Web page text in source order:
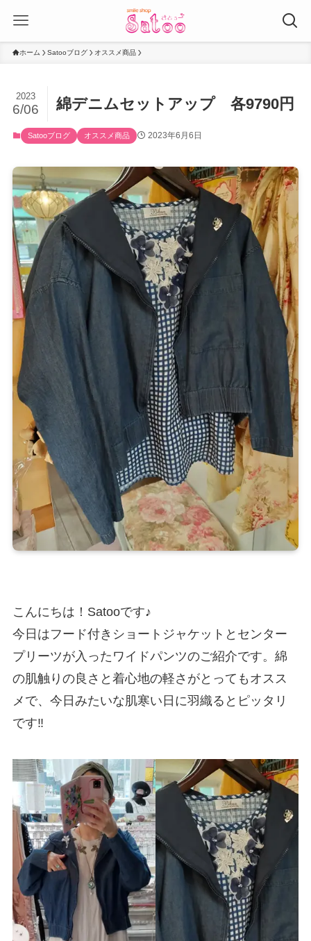
ホーム Satooブログ オススメ商品
綿デニムセットアップ 各9790円
2023
6/06
Satooブログ オススメ商品 2023年6月6日
こんにちは！Satooです♪
今日はフード付きショートジャケットとセンター
プリーツが入ったワイドパンツのご紹介です。綿
の肌触りの良さと着心地の軽さがとってもオスス
メで、今日みたいな肌寒い日に羽織るとピッタリ
です‼